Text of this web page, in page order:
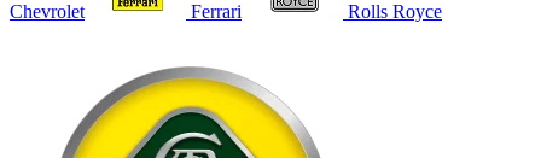
Chevrolet Ferrari Rolls Royce